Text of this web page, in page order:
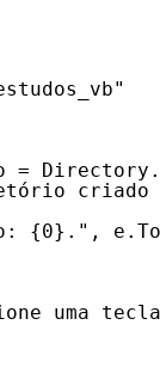
=
criado
{0}.",
uma